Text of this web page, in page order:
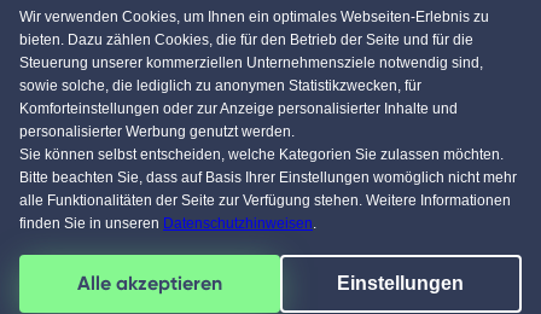
Immowelt.de Bauen.de
Massivhaus.de Bungalow.de
Einfamilienhaus.de
4,5 von über61604Kunden
Facebook
Pinterest
Instagram
YouTube
Wir verwenden Cookies, um Ihnen ein optimales Webseiten-Erlebnis zu
bieten. Dazu zählen Cookies, die für den Betrieb der Seite und für die
Steuerung unserer kommerziellen Unternehmensziele notwendig sind,
sowie solche, die lediglich zu anonymen Statistikzwecken, für
Komforteinstellungen oder zur Anzeige personalisierter Inhalte und
personalisierter Werbung genutzt werden.
Sie können selbst entscheiden, welche Kategorien Sie zulassen möchten.
Bitte beachten Sie, dass auf Basis Ihrer Einstellungen womöglich nicht mehr
alle Funktionalitäten der Seite zur Verfügung stehen. Weitere Informationen
finden Sie in unseren Datenschutzhinweisen.
Alle akzeptieren Einstellungen